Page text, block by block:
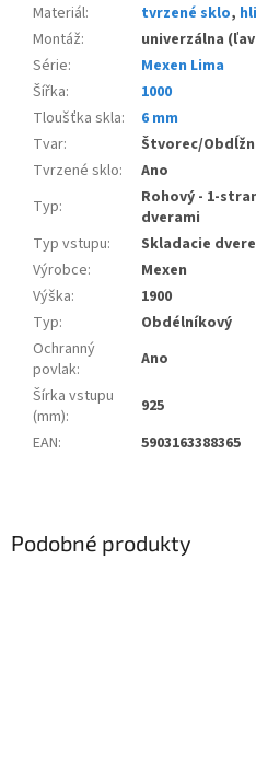
Materiál: tvrzené sklo,
Montáž:
univerzálna
Série:
Mexen Lima
Šířka:
1000
Tloušťka skla:
6 mm
Tvar:
Štvorec/
Tvrzené sklo:
Ano
Typ:
Rohový - 1-
dverami
Typ vstupu:
Skladacie dvere
Výrobce:
Mexen
Výška:
1900
Typ:
Obdélníkový
Ochranný
povlak:
Ano
Šírka vstupu
(mm):
925
EAN: 5903163388365
Podobné produkty